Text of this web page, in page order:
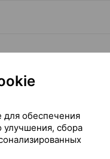
для обеспечения
улучшения, сбора